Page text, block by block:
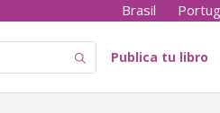
Brasil
Publica tu libro